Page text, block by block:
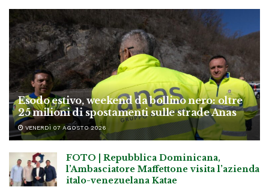
Esodo estivo, weekend da bollino nero: oltre
25 milioni di spostamenti sulle strade Anas
VENERDÌ 07 AGOSTO 2026
FOTO | Repubblica Dominicana,
l’Ambasciatore Maffettone visita l’azienda
italo-venezuelana Katae